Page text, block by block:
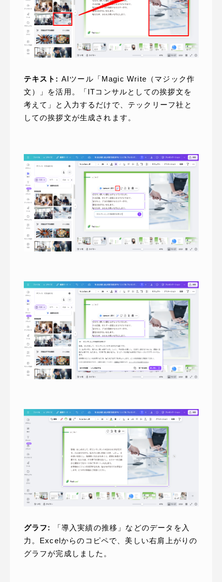
テキスト: AIツール「Magic Write（マジック作
文）」を活用。「ITコンサルとしての挨拶文を
考えて」と入力するだけで、テックリーフ社と
しての挨拶文が生成されます。
グラフ:
「導入実績の推移」などのデータを入
力。Excelからのコピペで、美しい右肩上がりの
グラフが完成しました。